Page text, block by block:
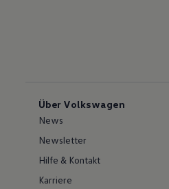
Über Volkswagen
News
Newsletter
Hilfe & Kontakt
Karriere